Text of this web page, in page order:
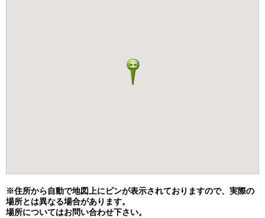
※住所から自動で地図上にピンが表示されておりますので、実際の
場所とは異なる場合があります。
場所についてはお問い合わせ下さい。